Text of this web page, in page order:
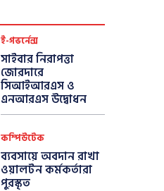
ই-গভর্নেন্স
সাইবার নিরাপত্তা
জোরদারে
সিআইআরএস ও
এনআরএস উদ্বোধন
কম্পিউটেক
ব্যবসায়ে অবদান রাখা
ওয়ালটন কর্মকর্তারা
পুরস্কৃত